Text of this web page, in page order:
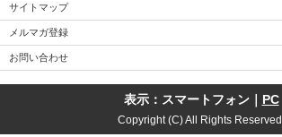
サイトマップ
メルマガ登録
お問い合わせ
表示：スマートフォン｜ PC
Copyright (C) All Rights Reserved.